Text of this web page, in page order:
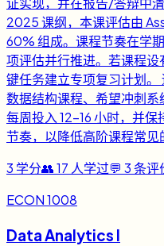
2025 课纲，本课评估由
60% 组成。课程节奏在学
项评估并行推进。若课程
键任务建立专项复习计划
数据结构课程、希望冲刺
每周投入 12-16 小时，并保
节奏，以降低高阶课程常见
3 学分👥17 人学过💬 3条评
ECON 1008
Data Analytics I